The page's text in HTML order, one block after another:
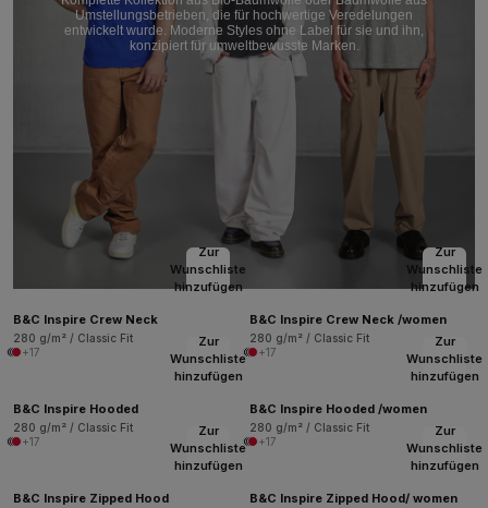
Umstellungsbetrieben, die für hochwertige Veredelungen
entwickelt wurde. Moderne Styles ohne Label für sie und ihn,
konzipiert für umweltbewusste Marken.
Zur
Wunschliste
hinzufügen
B&C Inspire Crew Neck
280 g/m² / Classic Fit
+17
Zur
Wunschliste
hinzufügen
B&C Inspire Crew Neck /women
280 g/m² / Classic Fit
+17
Zur
Wunschliste
hinzufügen
B&C Inspire Hooded
280 g/m² / Classic Fit
+17
Zur
Wunschliste
hinzufügen
B&C Inspire Hooded /women
280 g/m² / Classic Fit
+17
Zur
Wunschliste
hinzufügen
B&C Inspire Zipped Hood
Zur
Wunschliste
hinzufügen
B&C Inspire Zipped Hood/ women